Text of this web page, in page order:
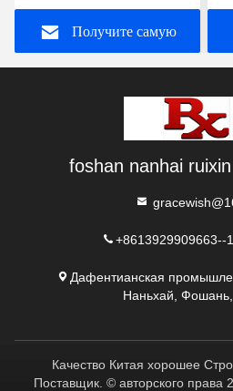
закаленное стекло,
изменяющее
пространство с
Получите самую
foshan nanhai
+8613929909663--
Дафентианская
Наньхай, Фошань,
Качество Китая хорошее
Поставщик. © авторского права